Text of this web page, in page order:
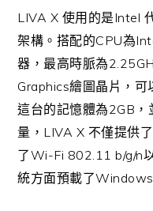
LIVA X 使用的是Intel
架構。搭配的CPU為
器，最高時脈為
Graphics繪圖晶片，可
這台的記憶體為2GB
量， LIVA X 不僅提供了
了Wi-Fi 802.11 b/g/n
統方面預載了